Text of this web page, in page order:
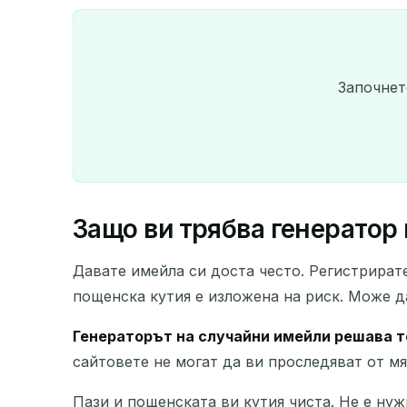
Защо ви трябва
Давате имейла си доста често.
пощенска кутия е изложена на риск. Може
Генераторът на случайни имейли решава
сайтовете не могат да ви проследяват от
Пази и пощенската ви кутия чиста. Не е